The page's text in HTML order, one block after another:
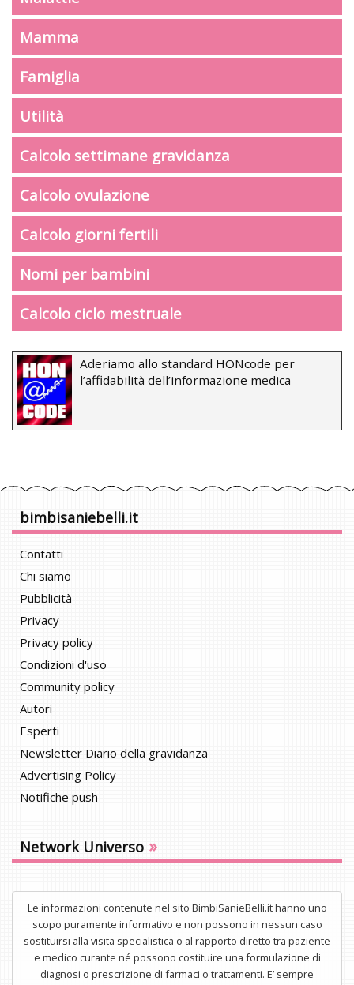
Mamma
Famiglia
Utilità
Calcolo settimane gravidanza
Calcolo ovulazione
Calcolo giorni fertili
Nomi per bambini
Calcolo ciclo mestruale
Aderiamo allo standard HONcode per
l’affidabilità dell’informazione medica
bimbisaniebelli.it
Contatti
Chi siamo
Pubblicità
Privacy
Privacy policy
Condizioni d'uso
Community policy
Autori
Esperti
Newsletter Diario della gravidanza
Advertising Policy
Notifiche push
Network Universo »
Le informazioni contenute nel sito BimbiSanieBelli.it hanno uno
scopo puramente informativo e non possono in nessun caso
sostituirsi alla visita specialistica o al rapporto diretto tra paziente
e medico curante né possono costituire una formulazione di
diagnosi o prescrizione di farmaci o trattamenti. E’ sempre